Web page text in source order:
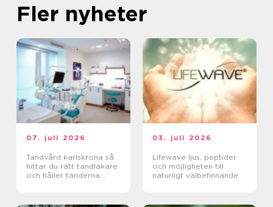
Fler nyheter
07. juli 2026
Tandvård karlskrona så
hittar du rätt tandläkare
och håller tänderna
03. juli 2026
Lifewave ljus, peptider
och möjligheten till
naturligt välbefinnande